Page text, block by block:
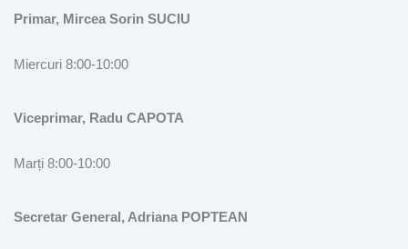
Primar, Mircea Sorin SUCIU
Miercuri 8:00-10:00
Viceprimar, Radu CAPOTA
Marți 8:00-10:00
Secretar General, Adriana POPTEAN